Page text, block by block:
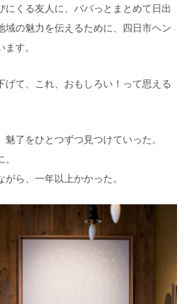
にくる友人に、ババっとまとめて日出
域の魅力を伝えるために、四日市ヘン
す。
げて、これ、おもしろい！って思える
了をひとつずつ見つけていった。
ら、一年以上かかった。